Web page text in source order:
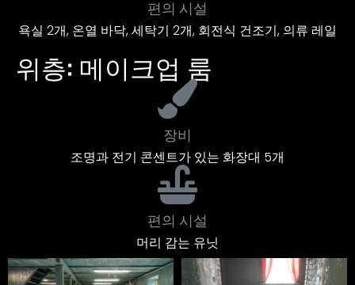
편의 시설
욕실 2개, 온열 바닥, 세탁기 2개, 회전식 건조기, 의류 레일
위층: 메이크업 룸
장비
조명과 전기 콘센트가 있는 화장대 5개
편의 시설
머리 감는 유닛